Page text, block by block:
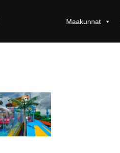
Maakunnat